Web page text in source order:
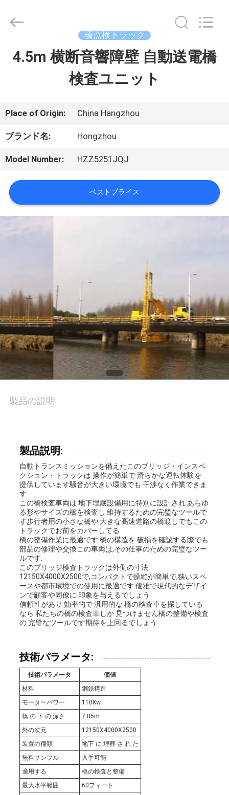
家
ロ
ダ
ク
ト
私
い
て
工
旅
2013
SPECIAL
橋点検トラック
4.5m 横断音響障壁 自動送電橋
検査ユニット
Place of Origin: China Hangzhou
ブランド名: Hongzhou
Model Number: HZZ5251JQJ
ベストプライス
製品の説明
製品説明:
自動トランスミッションを備えたこのブリッジ・インスペ
クション・トラックは 操作が簡単で 滑らかな運転体験を
提供しています騒音が大きい環境でも 干渉なく作業できま
す.
この橋検査車両は 地下埋蔵設備用に特別に設計され あらゆ
る形やサイズの橋を検査し 維持するための完璧なツールで
す歩行者用の小さな橋や 大きな高速道路の橋渡しでもこの
トラックでお前をカバーしてる
橋の整備作業に最適です 橋の構造を 破損を確認する際でも
部品の修理や交換この車両は,その仕事のための完璧なツー
ルです.
このブリッジ検査トラックは外側の寸法
12150X4000X2500で,コンパクトで操縦が簡単で,狭いスペ
ースや都市環境での使用に最適です.優雅で現代的なデザイ
ンで顧客や同僚に 印象を与えるでしょう
信頼性があり 効率的で 汎用的な 橋の検査車を探している
なら 私たちの橋の検査車しか 見つけません橋の整備や検査
の 完璧なツールです期待を上回るでしょう
技術パラメータ:
技術パラメータ
価値
材料
鋼鉄構造
モーターパワー
110Kw
橋 の 下 の 深さ
7.85m
外の次元
12150X4000X2500
装置の種類
地下 に 埋葬 さ れ た
無料サンプル
入手可能
適用する
橋の検査と整備
最大水平範囲
60フィート